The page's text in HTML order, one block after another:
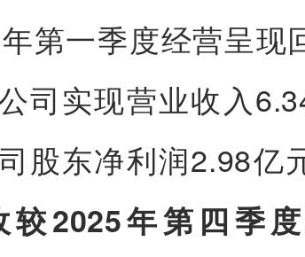
第一季度经营呈现
司实现营业收入
股东净利润2.98亿
较2025年第四季